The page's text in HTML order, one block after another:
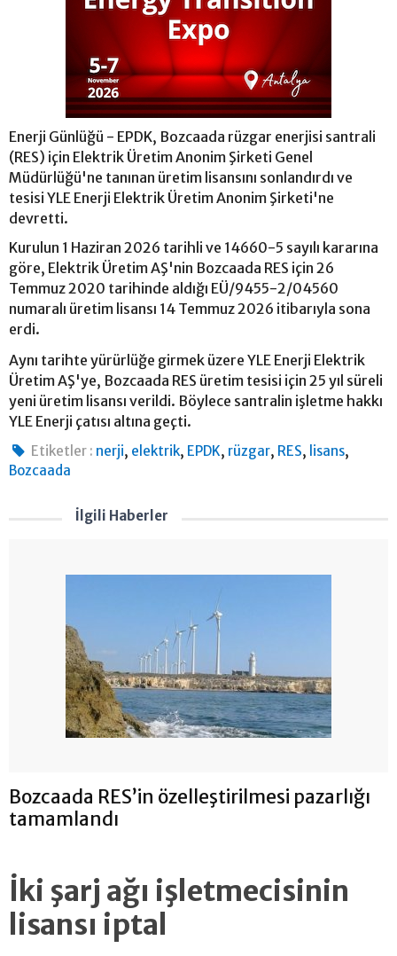
Enerji Günlüğü - EPDK, Bozcaada rüzgar enerjisi santrali
(RES) için Elektrik Üretim Anonim Şirketi Genel
Müdürlüğü'ne tanınan üretim lisansını sonlandırdı ve
tesisi YLE Enerji Elektrik Üretim Anonim Şirketi'ne
devretti.
Kurulun 1 Haziran 2026 tarihli ve 14660-5 sayılı kararına
göre, Elektrik Üretim AŞ'nin Bozcaada RES için 26
Temmuz 2020 tarihinde aldığı EÜ/9455-2/04560
numaralı üretim lisansı 14 Temmuz 2026 itibarıyla sona
erdi.
Aynı tarihte yürürlüğe girmek üzere YLE Enerji Elektrik
Üretim AŞ'ye, Bozcaada RES üretim tesisi için 25 yıl süreli
yeni üretim lisansı verildi. Böylece santralin işletme hakkı
YLE Enerji çatısı altına geçti.
Etiketler : nerji, elektrik, EPDK, rüzgar, RES, lisans,
Bozcaada
İlgili Haberler
Bozcaada RES’in özelleştirilmesi pazarlığı
tamamlandı
İki şarj ağı işletmecisinin
lisansı iptal